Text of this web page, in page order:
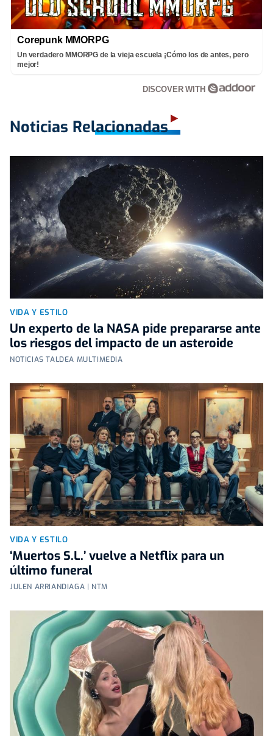
Corepunk MMORPG
Un verdadero MMORPG de la vieja escuela ¡Cómo los de antes, pero
mejor!
DISCOVER WITH
Noticias Relacionadas
VIDA Y ESTILO
Un experto de la NASA pide prepararse ante
los riesgos del impacto de un asteroide
NOTICIAS TALDEA MULTIMEDIA
VIDA Y ESTILO
‘Muertos S.L.’ vuelve a Netflix para un
último funeral
JULEN ARRIANDIAGA | NTM